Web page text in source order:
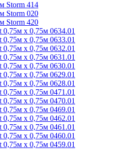
Storm 414
Storm 020
Storm 420
х 0,75м 0634.01
х 0,75м 0633.01
х 0,75м 0632.01
х 0,75м 0631.01
х 0,75м 0630.01
х 0,75м 0629.01
х 0,75м 0628.01
х 0,75м 0471.01
х 0,75м 0470.01
х 0,75м 0469.01
х 0,75м 0462.01
х 0,75м 0461.01
х 0,75м 0460.01
х 0,75м 0459.01